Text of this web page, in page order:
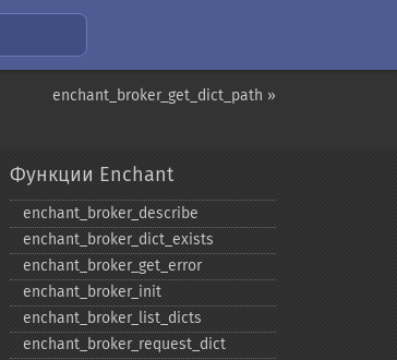
enchant_broker_get_dict_path »
Функции Enchant
enchant_​broker_​describe
enchant_​broker_​dict_​exists
enchant_​broker_​get_​error
enchant_​broker_​init
enchant_​broker_​list_​dicts
enchant_​broker_​request_​dict